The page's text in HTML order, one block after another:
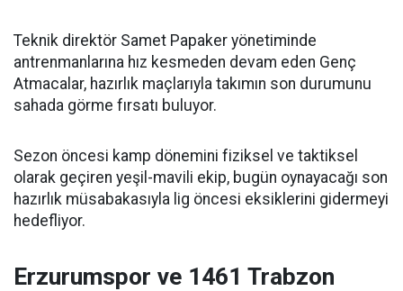
Teknik direktör Samet Papaker yönetiminde
antrenmanlarına hız kesmeden devam eden Genç
Atmacalar, hazırlık maçlarıyla takımın son durumunu
sahada görme fırsatı buluyor.
Sezon öncesi kamp dönemini fiziksel ve taktiksel
olarak geçiren yeşil-mavili ekip, bugün oynayacağı son
hazırlık müsabakasıyla lig öncesi eksiklerini gidermeyi
hedefliyor.
Erzurumspor ve 1461 Trabzon